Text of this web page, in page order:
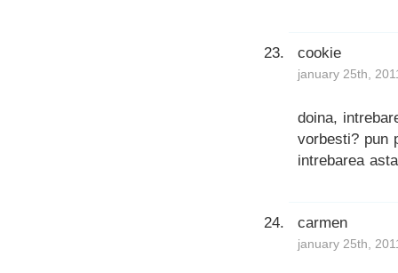
cookie
january 25th,
doina,
vorbesti? pun
intrebarea
carmen
january 25th,